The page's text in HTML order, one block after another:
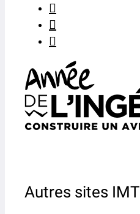
Autres sites IMT